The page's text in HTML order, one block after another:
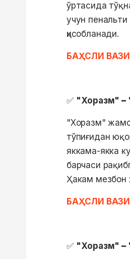
ўртасида
учун
ҳисобланади.
БАҲСЛИ
✅ "Хоразм"–
"Хоразм"
тўпиғидан
яккама-якка
барчаси
Ҳакам мезбон
БАҲСЛИ
✅ "Хоразм"–